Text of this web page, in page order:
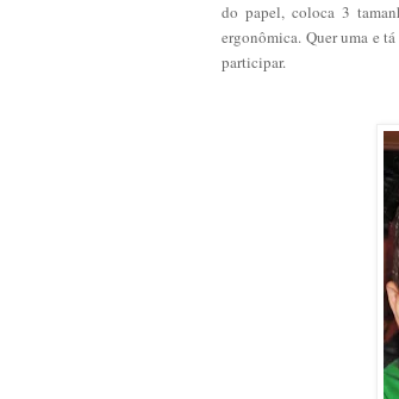
do papel, coloca 3
ergonômica. Quer uma e
participar.